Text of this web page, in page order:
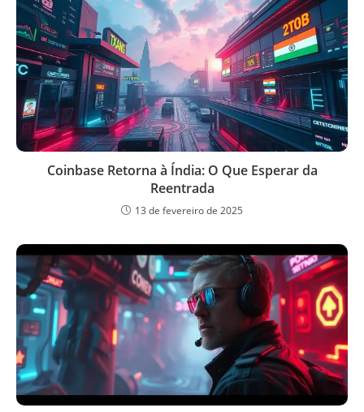
Coinbase Retorna à Índia: O Que Esperar da
Reentrada
13 de fevereiro de 2025